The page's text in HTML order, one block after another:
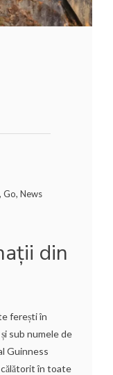
, Go, News
din
ferești în
sub numele de
Guinness
călătorit în toate